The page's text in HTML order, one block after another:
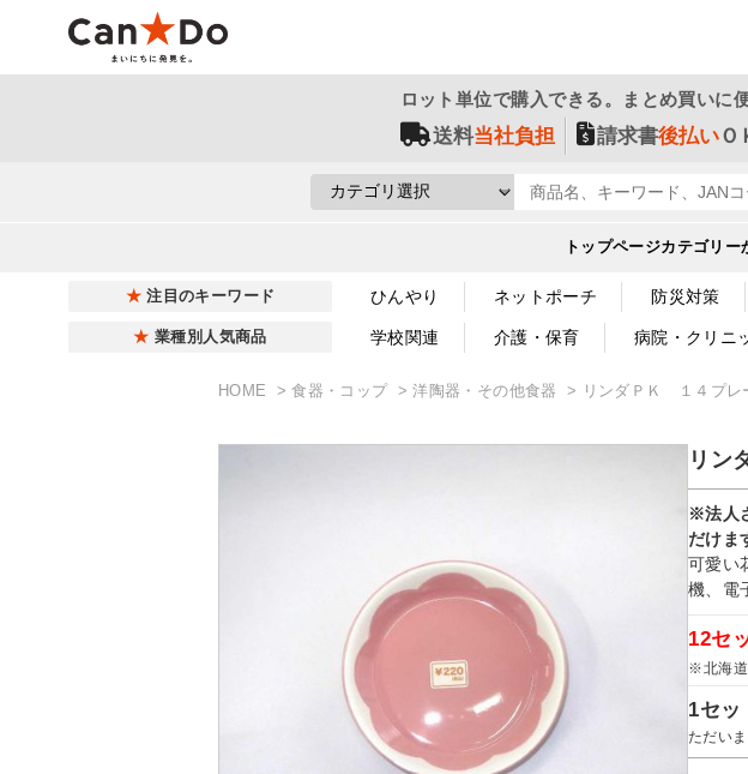
ロット単位で購入できる。まとめ買いに
送料当社負担 請求書後払いＯ
トップページカテゴリー
注目のキーワード ひんやり ネットポーチ 防災対策
業種別人気商品 学校関連 介護・保育 病院・クリニ
HOME 食器・コップ 洋陶器・その他食器 リンダＰＫ １４プレ
リン
※法人
だけま
可愛い
機、
12セ
※北海道
1セッ
ただい